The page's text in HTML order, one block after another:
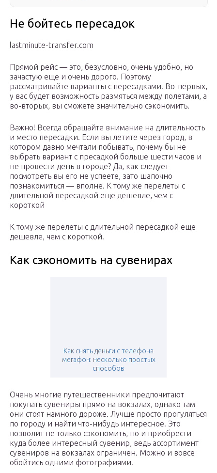
Не бойтесь пересадок
lastminute-transfer.com
Прямой рейс — это, безусловно, очень удобно, но
зачастую еще и очень дорого. Поэтому
рассматривайте варианты с пересадками. Во-первых,
у вас будет возможность размяться между полетами, а
во-вторых, вы сможете значительно сэкономить.
Важно! Всегда обращайте внимание на длительность
и место пересадки. Если вы летите через город, в
котором давно мечтали побывать, почему бы не
выбрать вариант с пресадкой больше шести часов и
не провести день в городе? Да, как следует
посмотреть вы его не успеете, зато шапочно
познакомиться — вполне. К тому же перелеты с
длительной пересадкой еще дешевле, чем с
короткой
К тому же перелеты с длительной пересадкой еще
дешевле, чем с короткой.
Как сэкономить на сувенирах
Как снять деньги с телефона
мегафон: несколько простых
способов
Очень многие путешественники предпочитают
покупать сувениры прямо на вокзалах, однако там
они стоят намного дороже. Лучше просто прогуляться
по городу и найти что-нибудь интересное. Это
позволит не только сэкономить, но и приобрести
куда более интересный сувенир, ведь ассортимент
сувениров на вокзалах ограничен. Можно и вовсе
обойтись одними фотографиями.